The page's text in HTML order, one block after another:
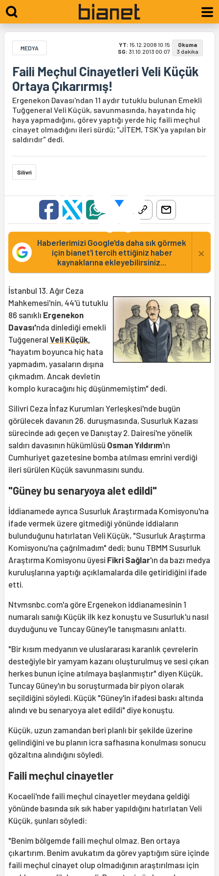
MEDYA YT: 15.12.2008 10:15
SG: 31.10.2013 00:07
Okuma
3 dakika
Faili Meçhul Cinayetleri Veli Küçük
Ortaya Çıkarırmış!
Ergenekon Davası'ndan 11 aydır tutuklu bulunan Emekli
Tuğgeneral Veli Küçük, savunmasında, hayatında hiç
haya yapmadığını, görev yaptığı yerde hiç faili meçhul
cinayet olmadığını ileri sürdü; "JİTEM, TSK'ya yapılan bir
saldırıdır" dedi.
Silivri
Haberlerimizi Google'da daha sık görmek
için bianet'i tercih ettiğiniz haber
kaynaklarına ekleyebilirsiniz...
×
İstanbul 13. Ağır Ceza
Mahkemesi'nin, 44'ü tutuklu
86 sanıklı Ergenekon
Davası'nda dinlediği emekli
Tuğgeneral Veli Küçük,
"hayatım boyunca hiç hata
yapmadım, yasaların dışına
çıkmadım. Ancak devletin
komplo kuracağını hiç düşünmemiştim" dedi.
Silivri Ceza İnfaz Kurumları Yerleşkesi'nde bugün
görülecek davanın 26. duruşmasında, Susurluk Kazası
sürecinde adı geçen ve Danıştay 2. Dairesi'ne yönelik
saldırı davasının hükümlüsü Osman Yıldırım'ın
Cumhuriyet gazetesine bomba atılması emrini verdiği
ileri sürülen Küçük savunmasını sundu.
"Güney bu senaryoya alet edildi"
İddianamede ayrıca Susurluk Araştırmada Komisyonu'na
ifade vermek üzere gitmediği yönünde iddiaların
bulunduğunu hatırlatan Veli Küçük, "Susurluk Araştırma
Komisyonu'na çağrılmadım" dedi; bunu TBMM Susurluk
Araştırma Komisyonu üyesi Fikri Sağlar'ın da bazı medya
kuruluşlarına yaptığı açıklamalarda dile getiridiğini ifade
etti.
Ntvmsnbc.com'a göre Ergenekon iddianamesinin 1
numaralı sanığı Küçük ilk kez konuştu ve Susurluk'u nasıl
duyduğunu ve Tuncay Güney'le tanışmasını anlattı.
"Bir kısım medyanın ve uluslararası karanlık çevrelerin
desteğiyle bir yamyam kazanı oluşturulmuş ve sesi çıkan
herkes bunun içine atılmaya başlanmıştır" diyen Küçük,
Tuncay Güney'ın bu soruşturmada bir piyon olarak
seçildiğini söyledi. Küçük "Güney'in ifadesi baskı altında
alındı ve bu senaryoya alet edildi" diye konuştu.
Küçük, uzun zamandan beri planlı bir şekilde üzerine
gelindiğini ve bu planın icra safhasına konulması sonucu
gözaltına alındığını söyledi.
Faili meçhul cinayetler
Kocaeli'nde faili meçhul cinayetler meydana geldiği
yönünde basında sık sık haber yapıldığını hatırlatan Veli
Küçük, şunları söyledi:
"Benim bölgemde faili meçhul olmaz. Ben ortaya
çıkartırım. Benim avukatım da görev yaptığım süre içinde
faili meçhul cinayet olup olmadığının araştırılması için